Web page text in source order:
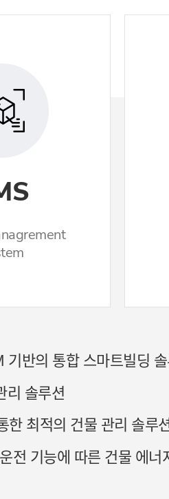
반의 통합 스마트빌딩
리 솔루션
한 최적의 건물 관리 솔루
전 기능에 따른 건물 에너